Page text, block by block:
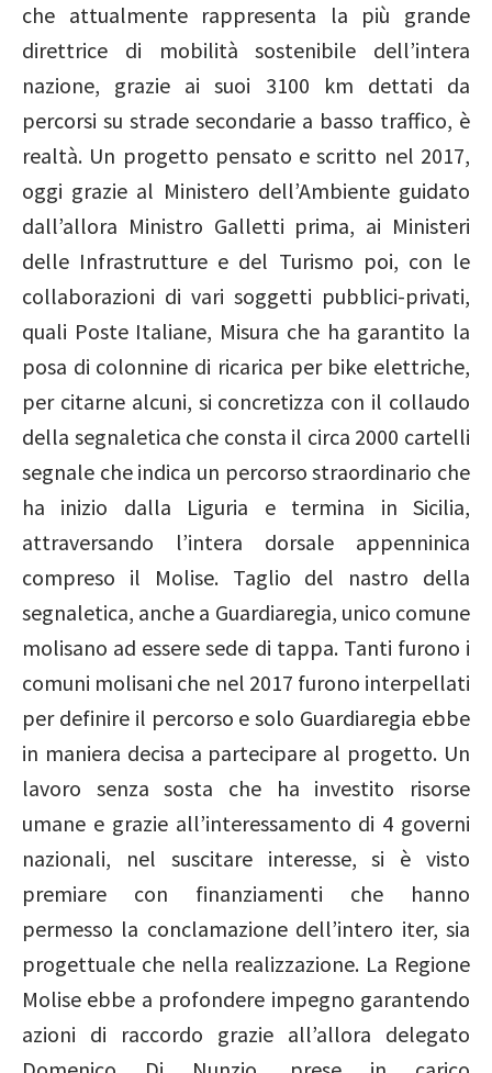
che attualmente rappresenta la più grande
direttrice di mobilità sostenibile dell’intera
nazione, grazie ai suoi 3100 km dettati da
percorsi su strade secondarie a basso traffico, è
realtà. Un progetto pensato e scritto nel 2017,
oggi grazie al Ministero dell’Ambiente guidato
dall’allora Ministro Galletti prima, ai Ministeri
delle Infrastrutture e del Turismo poi, con le
collaborazioni di vari soggetti pubblici-privati,
quali Poste Italiane, Misura che ha garantito la
posa di colonnine di ricarica per bike elettriche,
per citarne alcuni, si concretizza con il collaudo
della segnaletica che consta il circa 2000 cartelli
segnale che indica un percorso straordinario che
ha inizio dalla Liguria e termina in Sicilia,
attraversando l’intera dorsale appenninica
compreso il Molise. Taglio del nastro della
segnaletica, anche a Guardiaregia, unico comune
molisano ad essere sede di tappa. Tanti furono i
comuni molisani che nel 2017 furono interpellati
per definire il percorso e solo Guardiaregia ebbe
in maniera decisa a partecipare al progetto. Un
lavoro senza sosta che ha investito risorse
umane e grazie all’interessamento di 4 governi
nazionali, nel suscitare interesse, si è visto
premiare con finanziamenti che hanno
permesso la conclamazione dell’intero iter, sia
progettuale che nella realizzazione. La Regione
Molise ebbe a profondere impegno garantendo
azioni di raccordo grazie all’allora delegato